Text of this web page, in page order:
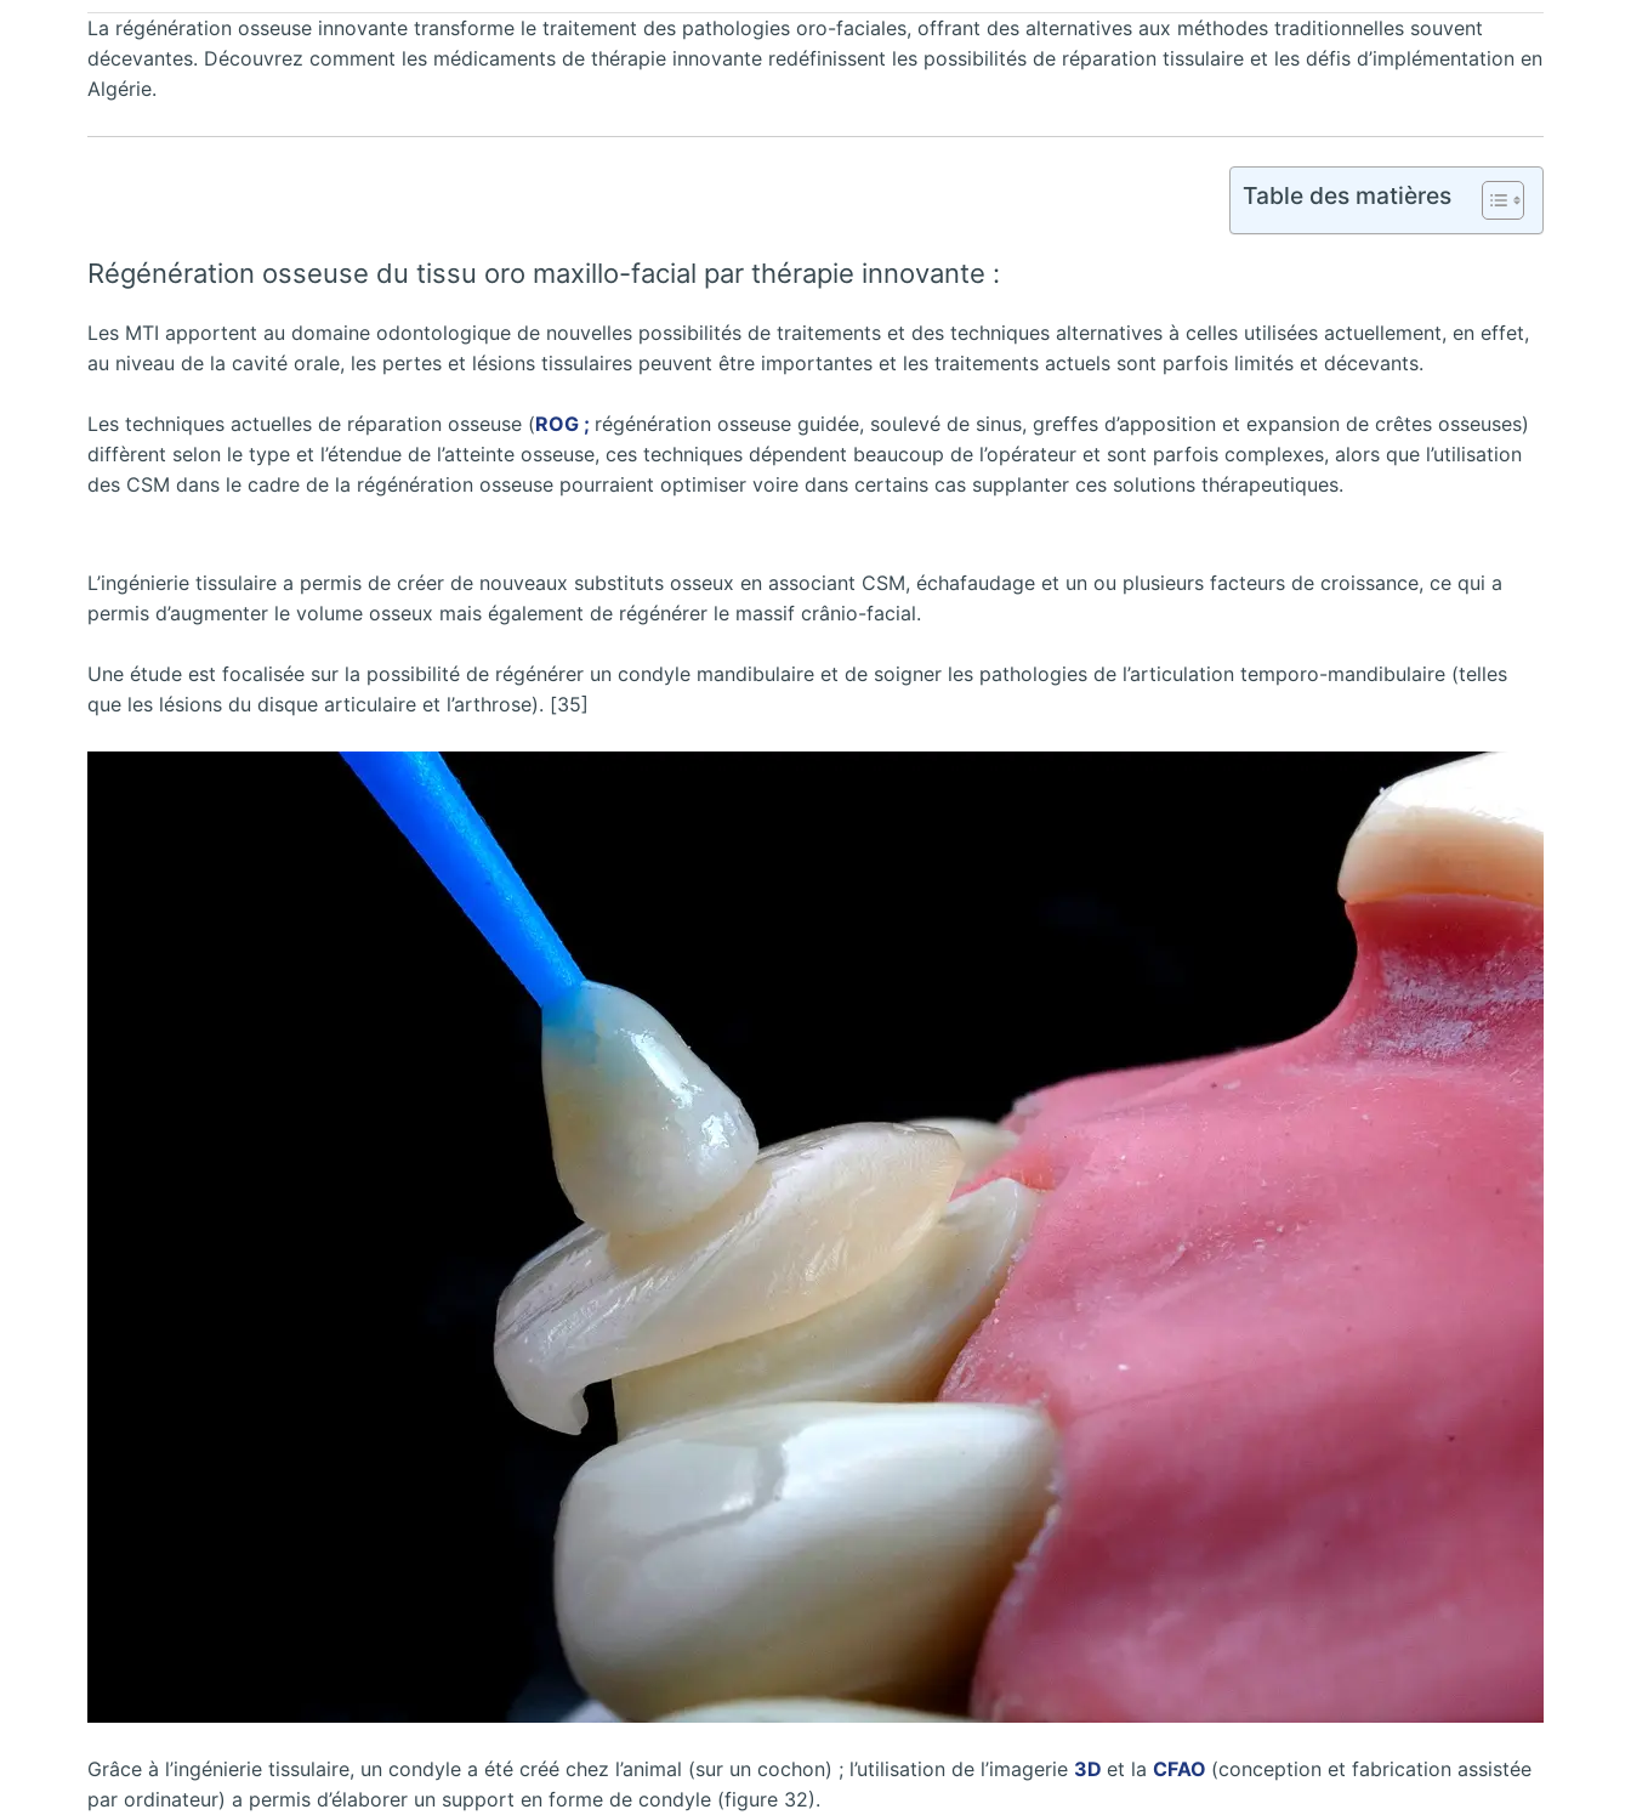
La régénération osseuse innovante transforme le traitement des pathologies oro-faciales, offrant des alternatives aux méthodes traditionnelles souvent
décevantes. Découvrez comment les médicaments de thérapie innovante redéfinissent les possibilités de réparation tissulaire et les défis d’implémentation en
Algérie.
Table des matières
Régénération osseuse du tissu oro maxillo-facial par thérapie innovante :
Les MTI apportent au domaine odontologique de nouvelles possibilités de traitements et des techniques alternatives à celles utilisées actuellement, en effet,
au niveau de la cavité orale, les pertes et lésions tissulaires peuvent être importantes et les traitements actuels sont parfois limités et décevants.
Les techniques actuelles de réparation osseuse (ROG ; régénération osseuse guidée, soulevé de sinus, greffes d’apposition et expansion de crêtes osseuses)
diffèrent selon le type et l’étendue de l’atteinte osseuse, ces techniques dépendent beaucoup de l’opérateur et sont parfois complexes, alors que l’utilisation
des CSM dans le cadre de la régénération osseuse pourraient optimiser voire dans certains cas supplanter ces solutions thérapeutiques.
L’ingénierie tissulaire a permis de créer de nouveaux substituts osseux en associant CSM, échafaudage et un ou plusieurs facteurs de croissance, ce qui a
permis d’augmenter le volume osseux mais également de régénérer le massif crânio-facial.
Une étude est focalisée sur la possibilité de régénérer un condyle mandibulaire et de soigner les pathologies de l’articulation temporo-mandibulaire (telles
que les lésions du disque articulaire et l’arthrose). [35]
Grâce à l’ingénierie tissulaire, un condyle a été créé chez l’animal (sur un cochon) ; l’utilisation de l’imagerie 3D et la CFAO (conception et fabrication assistée
par ordinateur) a permis d’élaborer un support en forme de condyle (figure 32).